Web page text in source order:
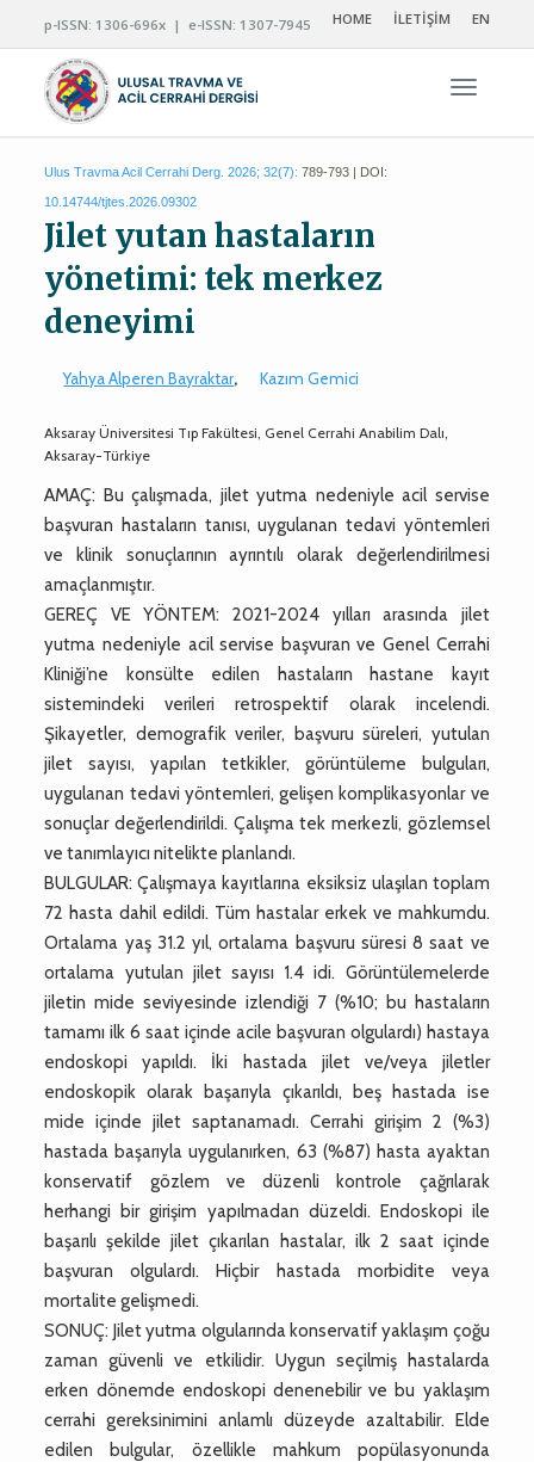
p-ISSN: 1306-696x | e-ISSN: 1307-7945 HOME İLETİŞİM EN
Ulus Travma Acil Cerrahi Derg. 2026; 32(7): 789-793 | DOI:
10.14744/tjtes.2026.09302
Jilet yutan hastaların
yönetimi: tek merkez
deneyimi
Yahya Alperen Bayraktar, Kazım Gemici
Aksaray Üniversitesi Tıp Fakültesi, Genel Cerrahi Anabilim Dalı,
Aksaray-Türkiye
AMAÇ: Bu çalışmada, jilet yutma nedeniyle acil servise
başvuran hastaların tanısı, uygulanan tedavi yöntemleri
ve klinik sonuçlarının ayrıntılı olarak değerlendirilmesi
amaçlanmıştır.
GEREÇ VE YÖNTEM: 2021-2024 yılları arasında jilet
yutma nedeniyle acil servise başvuran ve Genel Cerrahi
Kliniği’ne konsülte edilen hastaların hastane kayıt
sistemindeki verileri retrospektif olarak incelendi.
Şikayetler, demografik veriler, başvuru süreleri, yutulan
jilet sayısı, yapılan tetkikler, görüntüleme bulguları,
uygulanan tedavi yöntemleri, gelişen komplikasyonlar ve
sonuçlar değerlendirildi. Çalışma tek merkezli, gözlemsel
ve tanımlayıcı nitelikte planlandı.
BULGULAR: Çalışmaya kayıtlarına eksiksiz ulaşılan toplam
72 hasta dahil edildi. Tüm hastalar erkek ve mahkumdu.
Ortalama yaş 31.2 yıl, ortalama başvuru süresi 8 saat ve
ortalama yutulan jilet sayısı 1.4 idi. Görüntülemelerde
jiletin mide seviyesinde izlendiği 7 (%10; bu hastaların
tamamı ilk 6 saat içinde acile başvuran olgulardı) hastaya
endoskopi yapıldı. İki hastada jilet ve/veya jiletler
endoskopik olarak başarıyla çıkarıldı, beş hastada ise
mide içinde jilet saptanamadı. Cerrahi girişim 2 (%3)
hastada başarıyla uygulanırken, 63 (%87) hasta ayaktan
konservatif gözlem ve düzenli kontrole çağrılarak
herhangi bir girişim yapılmadan düzeldi. Endoskopi ile
başarılı şekilde jilet çıkarılan hastalar, ilk 2 saat içinde
başvuran olgulardı. Hiçbir hastada morbidite veya
mortalite gelişmedi.
SONUÇ: Jilet yutma olgularında konservatif yaklaşım çoğu
zaman güvenli ve etkilidir. Uygun seçilmiş hastalarda
erken dönemde endoskopi denenebilir ve bu yaklaşım
cerrahi gereksinimini anlamlı düzeyde azaltabilir. Elde
edilen bulgular, özellikle mahkum popülasyonunda